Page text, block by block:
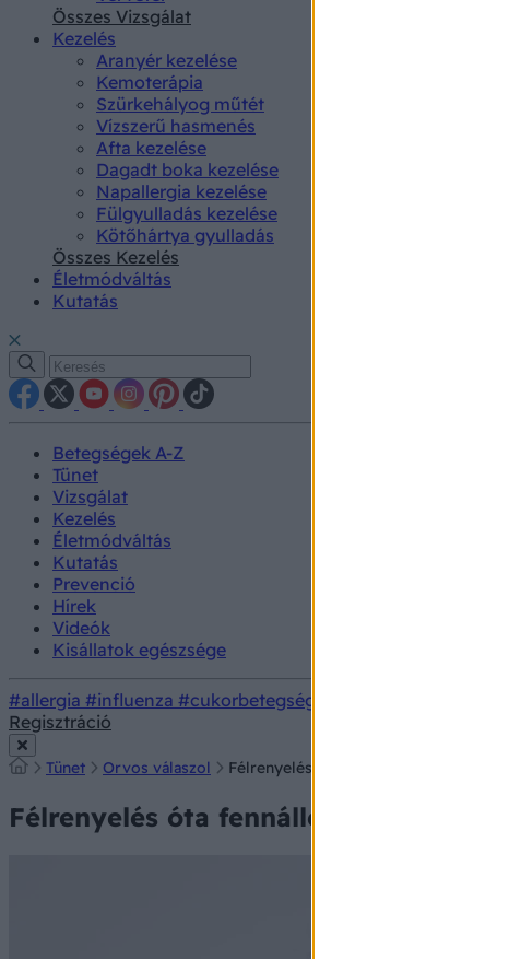
Összes Vizsgálat
Kezelés
Aranyér kezelése
Kemoterápia
Szürkehályog műtét
Vízszerű hasmenés
Afta kezelése
Dagadt boka kezelése
Napallergia kezelése
Fülgyulladás kezelése
Kötőhártya gyulladás
Összes Kezelés
Életmódváltás
Kutatás
Betegségek A-Z
Tünet
Vizsgálat
Kezelés
Életmódváltás
Kutatás
Prevenció
Hírek
Videók
Kisállatok egészsége
#allergia #influenza #cukorbetegség
Regisztráció
Tünet Orvos válaszol Félrenyelés óta fennálló nyelési
Félrenyelés óta fennálló nyelési